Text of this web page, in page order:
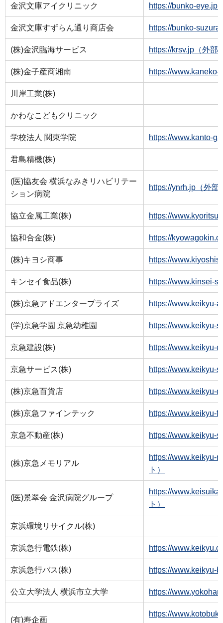
金沢文庫アイクリニック https://bunko-eye.jp
金沢文庫すずらん通り商店会 https://bunko-
(株)金沢臨海サービス https://krsv.jp（外部
(株)金子産商湘南 https://
川岸工業(株)
かわなこどもクリニック
学校法人 関東学院 https://www.kanto-
君島精機(株)
(医)協友会 横浜なみきリハビリテー
ション病院
https://ynrh.jp（外部
協立金属工業(株) https://
協和合金(株) https://
(株)キヨシ商事 https://
キンセイ食品(株) https://www.kinsei-
(株)京急アドエンタープライズ https://www.keikyu-
(学)京急学園 京急幼稚園 https://www.keikyu-
京急建設(株) https://www.keikyu-
京急サービス(株) https://www.keikyu-
(株)京急百貨店 https://www.keikyu-
(株)京急ファインテック https://www.keikyu-
京急不動産(株) https://www.keikyu-
(株)京急メモリアル
https://www.keikyu-
ト）
(医)景翠会 金沢病院グループ
https://
ト）
京浜環境リサイクル(株)
京浜急行電鉄(株) https://
京浜急行バス(株) https://www.keikyu-
公立大学法人 横浜市立大学 https://
(有)寿企画
https://